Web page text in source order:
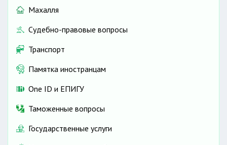
Махалля
Судебно-правовые вопросы
Транспорт
Памятка иностранцам
One ID и ЕПИГУ
Таможенные вопросы
Государственные услуги